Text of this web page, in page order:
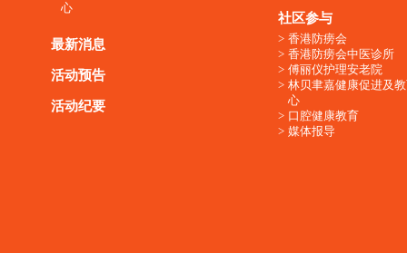
心
最新消息
活动预告
活动纪要
社区参与
香港防痨会
香港防痨会中医诊所
傅丽仪护理安老院
林贝聿嘉健康促进及
心
口腔健康教育
媒体报导